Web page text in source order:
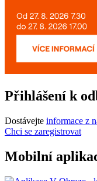
Přihlášení k
Dostávejte informace z
Chci se zaregistrovat
Mobilní